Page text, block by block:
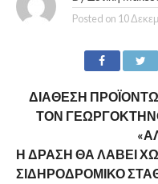
Posted on 10
ΔΙΑΘΕΣΗ
ΤΟΝ
Η ΔΡΑΣΗ ΘΑ ΛΑΒΕΙ
ΣΙΔΗΡΟΔΡΟΜΙΚΟ